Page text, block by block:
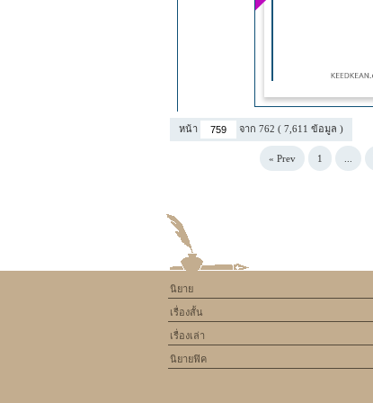
หน้า จาก 762 ( 7,611 ข้อมูล )
« Prev 1
นิยาย
เรื่องสั้น
เรื่องเล่า
นิยายฟิค